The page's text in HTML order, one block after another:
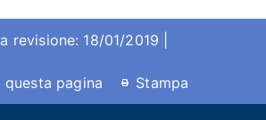
revisione: 18/01/2019 |
questa pagina Stampa